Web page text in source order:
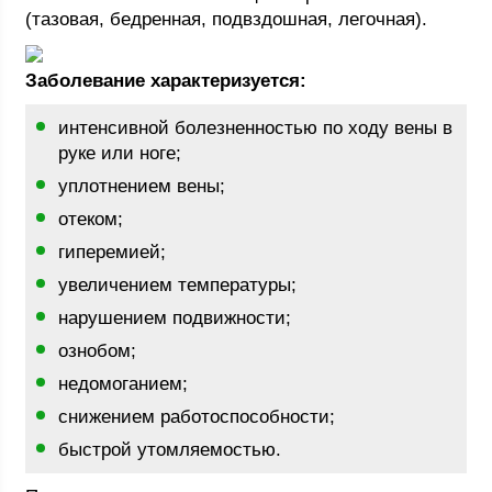
(тазовая, бедренная, подвздошная, легочная).
Заболевание характеризуется:
интенсивной болезненностью по ходу вены в
руке или ноге;
уплотнением вены;
отеком;
гиперемией;
увеличением температуры;
нарушением подвижности;
ознобом;
недомоганием;
снижением работоспособности;
быстрой утомляемостью.